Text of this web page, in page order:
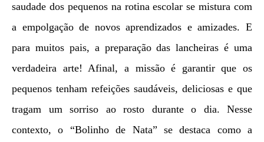
saudade dos pequenos na rotina escolar se mistura com
a empolgação de novos aprendizados e amizades. E
para muitos pais, a preparação das lancheiras é uma
verdadeira arte! Afinal, a missão é garantir que os
pequenos tenham refeições saudáveis, deliciosas e que
tragam um sorriso ao rosto durante o dia. Nesse
contexto, o “Bolinho de Nata” se destaca como a